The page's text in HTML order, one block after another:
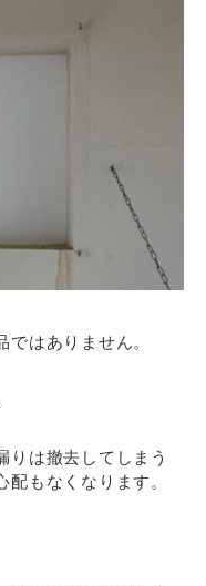
はありません。
りは撤去してしまう
もなくなります。